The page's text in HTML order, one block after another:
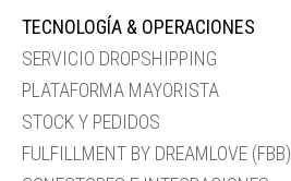
TECNOLOGÍA & OPERACIONES
SERVICIO DROPSHIPPING
PLATAFORMA MAYORISTA
STOCK Y PEDIDOS
FULFILLMENT BY DREAMLOVE (FBB)